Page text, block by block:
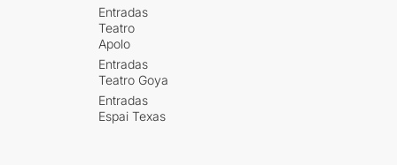
Entradas
Teatro
Apolo
Entradas
Teatro Goya
Entradas
Espai Texas